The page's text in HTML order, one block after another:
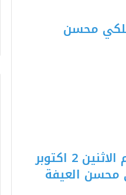
محسن
توقعات الابراج ليوم الاثنين 2 اكتوبر